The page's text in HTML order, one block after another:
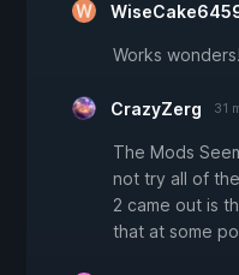
Works
CrazyZerg 31
The Mods
not try all of
2 came out is
that at some